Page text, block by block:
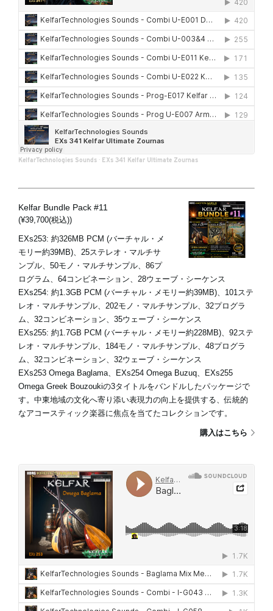
KelfarTechnologies Sounds · EXs 341 Kelfar Ultimate Zournas
Kelfar Bundle Pack #11
(¥39,700(税込))
EXs253: 約326MB PCM (バーチャル・メ
モリー約39MB)、25ステレオ・マルチサ
ンプル、50モノ・マルチサンプル、86プ
ログラム、64コンビネーション、28ウェーブ・シーケンス
EXs254: 約1.3GB PCM (バーチャル・メモリー約39MB)、101ステ
レオ・マルチサンプル、202モノ・マルチサンプル、32プログラ
ム、32コンビネーション、35ウェーブ・シーケンス
EXs255: 約1.7GB PCM (バーチャル・メモリー約228MB)、92ステ
レオ・マルチサンプル、184モノ・マルチサンプル、48プログラ
ム、32コンビネーション、32ウェーブ・シーケンス
EXs253 Omega Baglama、EXs254 Omega Buzuq、EXs255
Omega Greek Bouzoukiの3タイトルをバンドルしたパッケージで
す。中東地域の文化へ寄り添い表現力の向上を提供する、伝統的
なアコースティック楽器に焦点を当てたコレクションです。
購入はこちら